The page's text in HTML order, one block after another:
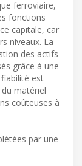
ferroviaire,
fonctions
capitale, car
niveaux. La
des actifs
grâce à une
est
matériel
coûteuses à
par une